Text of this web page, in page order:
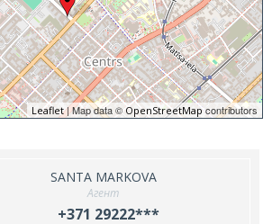
Leaflet| Map data ©OpenStreetMapcontributors
SANTA MARKOVA
Агент
+371 29222***